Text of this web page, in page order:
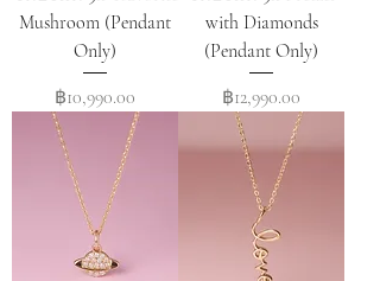
Mushroom (Pendant
Only)
Price
฿10,990.00
with Diamonds
(Pendant Only)
Price
฿12,990.00